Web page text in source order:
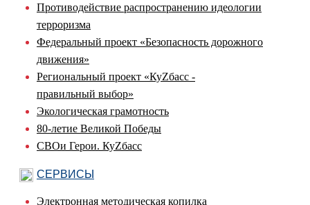
Противодействие распространению идеологии
терроризма
Федеральный проект «Безопасность дорожного
движения»
Региональный проект «КуZбасс -
правильный выбор»
Экологическая грамотность
80-летие Великой Победы
СВОи Герои. КуZбасс
СЕРВИСЫ
Электронная методическая копилка